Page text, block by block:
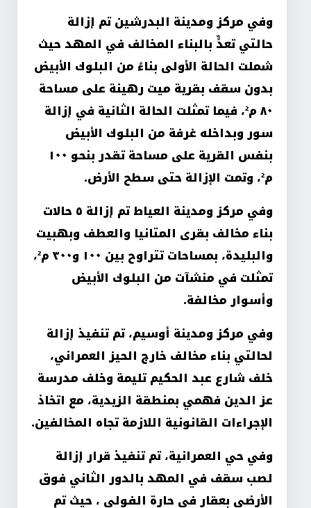
وفي مركز ومدينة البدرشين تم إزالة
حالتي تعدٍّ بالبناء المخالف في المهد حيث
شملت الحالة الأولى بناءً من البلوك الأبيض
بدون سقف بقرية ميت رهينة على مساحة
٨٠ م²، فيما تمثلت الحالة الثانية في إزالة
سور وبداخله غرفة من البلوك الأبيض
بنفس القرية على مساحة تقدر بنحو ١٠٠
م²، وتمت الإزالة حتى سطح الأرض.
وفي مركز ومدينة العياط تم إزالة ٥ حالات
بناء مخالف بقرى المتانيا والعطف وبهبيت
والبليدة، بمساحات تتراوح بين ١٠٠ و٣٠٠ م²،
تمثلت في منشآت من البلوك الأبيض
وأسوار مخالفة.
وفي مركز ومدينة أوسيم، تم تنفيذ إزالة
لحالتي بناء مخالف خارج الحيز العمراني،
خلف شارع عبد الحكيم تليمة وخلف مدرسة
عز الدين فهمي بمنطقة الزيدية، مع اتخاذ
الإجراءات القانونية اللازمة تجاه المخالفين.
وفي حي العمرانية، تم تنفيذ قرار إزالة
لصب سقف في المهد بالدور الثاني فوق
الأرضي بعقار في حارة الفولي ، حيث تم